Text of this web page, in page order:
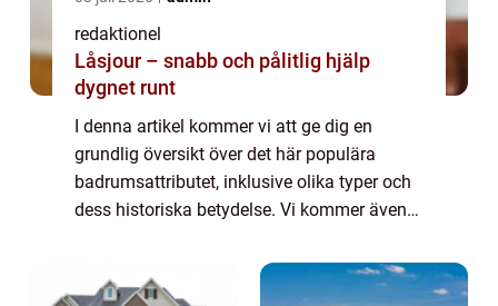
redaktionel
Låsjour – snabb och pålitlig hjälp
dygnet runt
I denna artikel kommer vi att ge dig en
grundlig översikt över det här populära
badrumsattributet, inklusive olika typer och
dess historiska betydelse. Vi kommer även
rundade speglar och presentera kvantitat...